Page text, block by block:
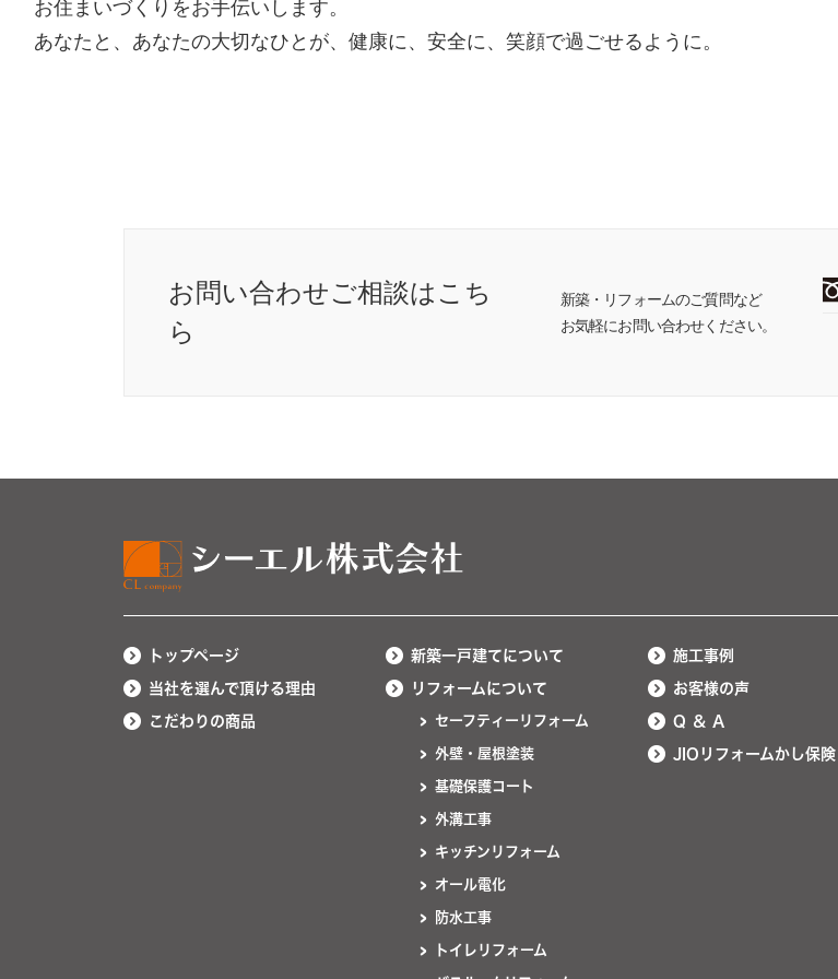
お住まいづくりをお手伝いします。
あなたと、あなたの大切なひとが、健康に、安全に、笑顔で過ごせるように。
お問い合わせご相談はこち
ら
新築・リフォームのご質問など
お気軽にお問い合わせください。
トップページ
当社を選んで頂ける理由
こだわりの商品
新築一戸建てについて
リフォームについて
セーフティーリフォーム
外壁・屋根塗装
基礎保護コート
外溝工事
キッチンリフォーム
オール電化
防水工事
トイレリフォーム
施工事例
お客様の声
Q ＆ A
JIOリフォームかし保険